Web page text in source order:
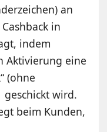
an
in
indem
Aktivierung eine
(ohne
geschickt wird.
beim Kunden,